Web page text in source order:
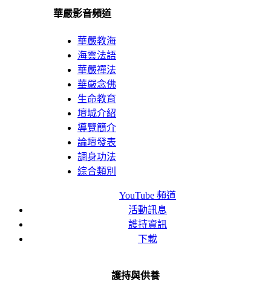
華嚴影音頻道
華嚴教海
海雲法語
華嚴禪法
華嚴念佛
生命教育
壇城介紹
導覽簡介
論壇發表
調身功法
綜合類別
YouTube 頻道
活動訊息
護持資訊
下載
護持與供養